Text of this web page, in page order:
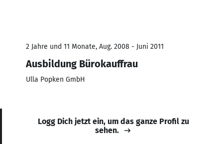
2 Jahre und 11 Monate, Aug. 2008 - Juni 2011
Ausbildung Bürokauffrau
Ulla Popken GmbH
Logg Dich jetzt ein, um das ganze Profil zu
sehen.